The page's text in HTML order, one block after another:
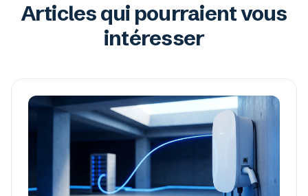
Articles qui pourraient vous
intéresser